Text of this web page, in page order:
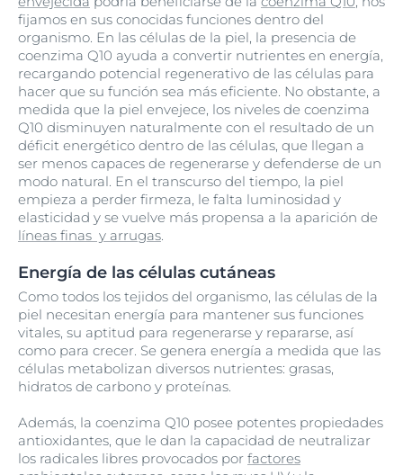
fijamos en sus conocidas funciones dentro del
organismo. En las células de la piel, la presencia de
coenzima Q10 ayuda a convertir nutrientes en energía,
recargando potencial regenerativo de las células para
hacer que su función sea más eficiente. No obstante, a
medida que la piel envejece, los niveles de coenzima
Q10 disminuyen naturalmente con el resultado de un
déficit energético dentro de las células, que llegan a
ser menos capaces de regenerarse y defenderse de un
modo natural. En el transcurso del tiempo, la piel
empieza a perder firmeza, le falta luminosidad y
elasticidad y se vuelve más propensa a la aparición de
líneas finas y arrugas.
Energía de las células cutáneas
Como todos los tejidos del organismo, las células de la
piel necesitan energía para mantener sus funciones
vitales, su aptitud para regenerarse y repararse, así
como para crecer. Se genera energía a medida que las
células metabolizan diversos nutrientes: grasas,
hidratos de carbono y proteínas.
Además, la coenzima Q10 posee potentes propiedades
antioxidantes, que le dan la capacidad de neutralizar
los radicales libres provocados por factores